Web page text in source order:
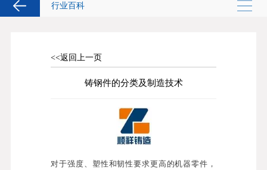
行业百科
<<返回上一页
铸钢件的分类及制造技术
对于强度、塑性和韧性要求更高的机器零件，